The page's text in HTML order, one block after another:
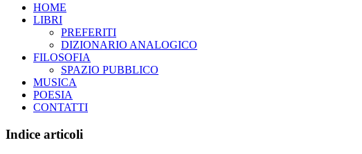
HOME
LIBRI
PREFERITI
DIZIONARIO ANALOGICO
FILOSOFIA
SPAZIO PUBBLICO
MUSICA
POESIA
CONTATTI
Indice articoli